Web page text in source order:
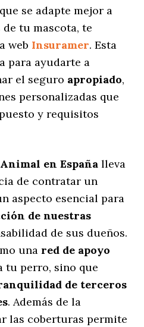
se adapte mejor a
tu mascota, te
web Insuramer. Esta
para ayudarte a
el seguro apropiado,
personalizadas que
y requisitos
en España lleva
de contratar un
aspecto esencial para
de nuestras
de sus dueños.
una red de apoyo
tu perro, sino que
de terceros
. Además de la
las coberturas permite